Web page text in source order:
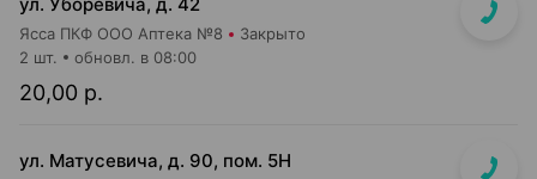
Ясса ПКФ ООО Аптека №8 Закрыто
20,00 р.
2 шт. обновл. в 08:00
ул. Матусевича, д. 90, пом. 5Н